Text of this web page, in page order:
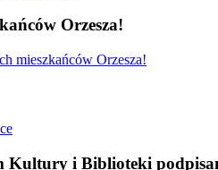
Orzesza!
mieszkańców Orzesza!
Kultury i Biblioteki